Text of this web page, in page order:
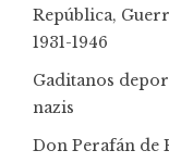
República,
1931-1946
Gaditanos
nazis
Don Perafán de